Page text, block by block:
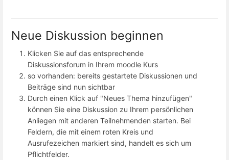
Neue Diskussion beginnen
Klicken Sie auf das entsprechende
Diskussionsforum in Ihrem moodle Kurs
so vorhanden: bereits gestartete Diskussionen und
Beiträge sind nun sichtbar
Durch einen Klick auf "Neues Thema hinzufügen"
können Sie eine Diskussion zu Ihrem persönlichen
Anliegen mit anderen Teilnehmenden starten. Bei
Feldern, die mit einem roten Kreis und
Ausrufezeichen markiert sind, handelt es sich um
Pflichtfelder.